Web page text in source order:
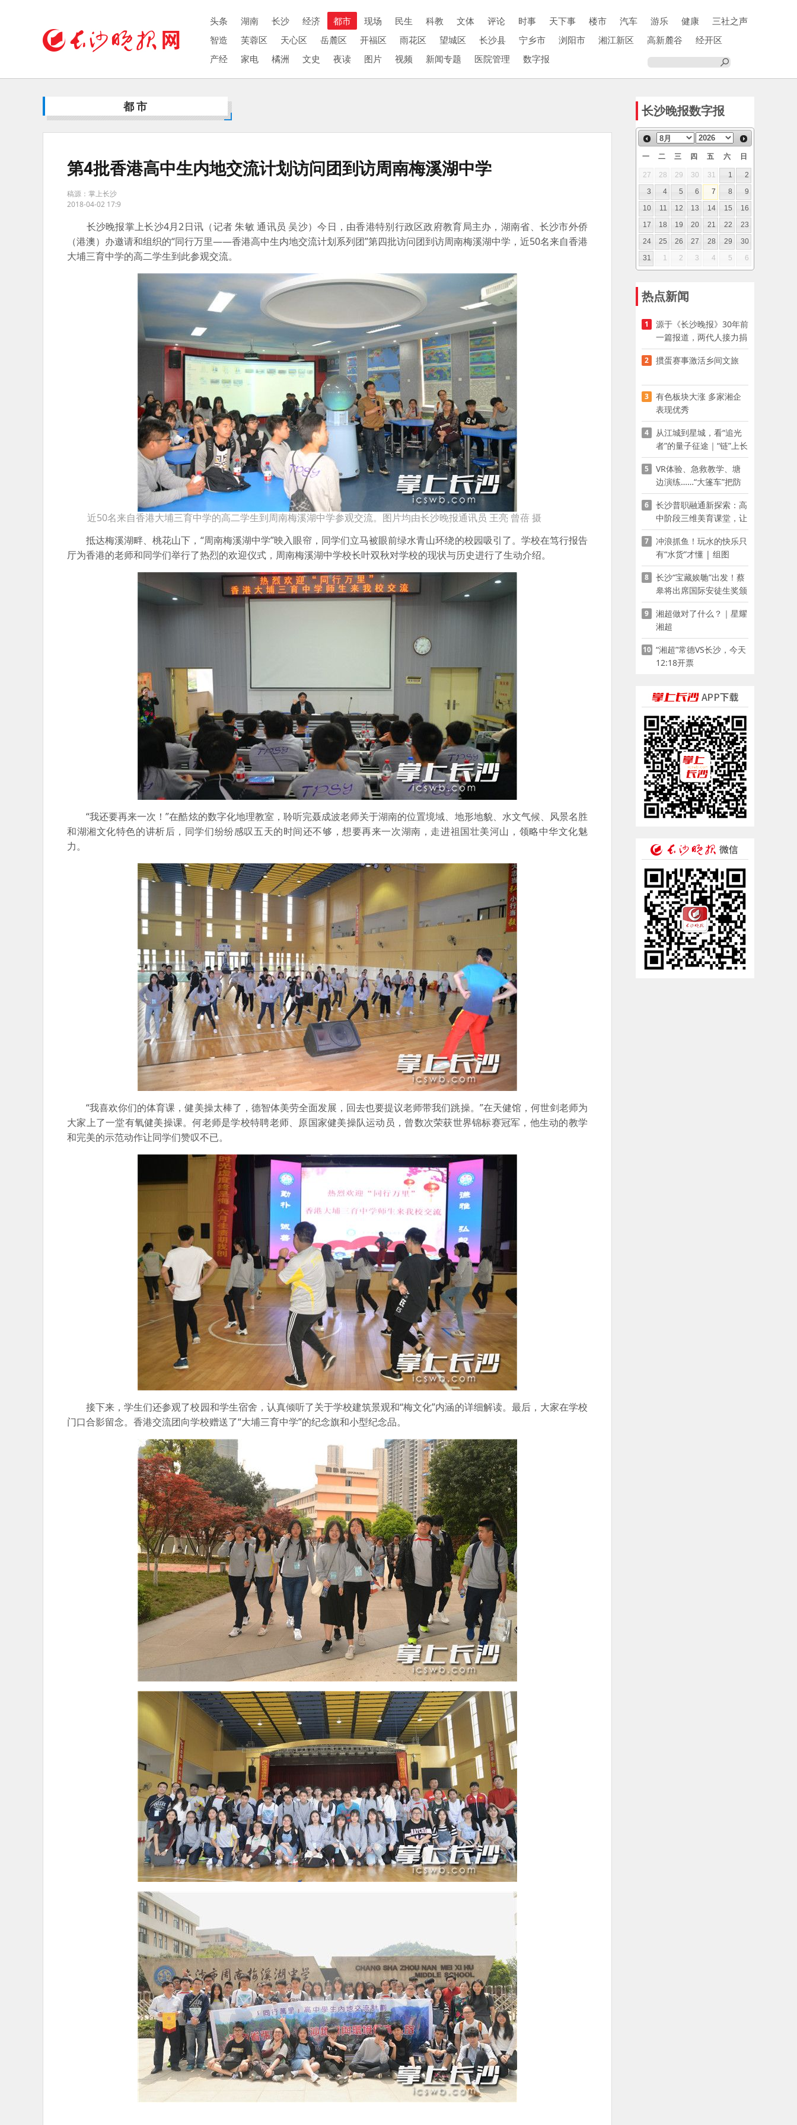
头条 湖南 长沙 经济 都市 现场 民生 科教 文体 评论 时事 天下事 楼市 汽车 游乐 健康
三社之声
智造
芙蓉区 天心区 岳麓区 开福区 雨花区 望城区 长沙县 宁乡市 浏阳市 湘江新区 高新麓谷
经开区
产经
家电 橘洲 文史 夜读 图片 视频 新闻专题 医院管理 数字报
都市
第4批香港高中生内地交流计划访问团到访周南梅溪湖中学
稿源：掌上长沙
2018-04-02 17:9
长沙晚报掌上长沙4月2日讯（记者 朱敏 通讯员 吴沙）今日，由香港特别行政区政府教育局主办，湖南省、长沙市外侨
（港澳）办邀请和组织的“同行万里——香港高中生内地交流计划系列团”第四批访问团到访周南梅溪湖中学，近50名来自香港
大埔三育中学的高二学生到此参观交流。
近50名来自香港大埔三育中学的高二学生到周南梅溪湖中学参观交流。图片均由长沙晚报通讯员 王亮 曾蓓 摄
抵达梅溪湖畔、桃花山下，“周南梅溪湖中学”映入眼帘，同学们立马被眼前绿水青山环绕的校园吸引了。学校在笃行报告
厅为香港的老师和同学们举行了热烈的欢迎仪式，周南梅溪湖中学校长叶双秋对学校的现状与历史进行了生动介绍。
“我还要再来一次！”在酷炫的数字化地理教室，聆听完聂成波老师关于湖南的位置境域、地形地貌、水文气候、风景名胜
和湖湘文化特色的讲析后，同学们纷纷感叹五天的时间还不够，想要再来一次湖南，走进祖国壮美河山，领略中华文化魅
力。
“我喜欢你们的体育课，健美操太棒了，德智体美劳全面发展，回去也要提议老师带我们跳操。”在天健馆，何世剑老师为
大家上了一堂有氧健美操课。何老师是学校特聘老师、原国家健美操队运动员，曾数次荣获世界锦标赛冠军，他生动的教学
和完美的示范动作让同学们赞叹不已。
接下来，学生们还参观了校园和学生宿舍，认真倾听了关于学校建筑景观和“梅文化”内涵的详细解读。最后，大家在学校
门口合影留念。香港交流团向学校赠送了“大埔三育中学”的纪念旗和小型纪念品。
长沙晚报数字报
一 二 三 四 五 六 日
27 28 29 30 31 1
2
3
4 5 6 7 8
9
10
11 12 13 14 15
16
17
18 19 20 21 22
23
24
25 26 27 28 29
30
31
1 2 3 4 5 6
热点新闻
1
源于《长沙晚报》30年前
一篇报道，两代人接力捐
资助学
2 掼蛋赛事激活乡间文旅
3
有色板块大涨 多家湘企
表现优秀
4
从江城到星城，看“追光
者”的量子征途｜“链”上长
沙 “才”够硬核
5
VR体验、急救教学、塘
边演练……“大篷车”把防
溺水课堂搬到乡村青少年
家门口
6
长沙普职融通新探索：高
中阶段三维美育课堂，让
少年向美而生
7
冲浪抓鱼！玩水的快乐只
有“水货”才懂 | 组图
8
长沙“宝藏娭毑”出发！蔡
皋将出席国际安徒生奖颁
奖典礼并领奖
9
湘超做对了什么？｜星耀
湘超
10 “湘超”常德VS长沙，今天
12:18开票